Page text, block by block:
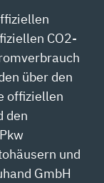
CO2-
über den
offiziellen
den
und
GmbH